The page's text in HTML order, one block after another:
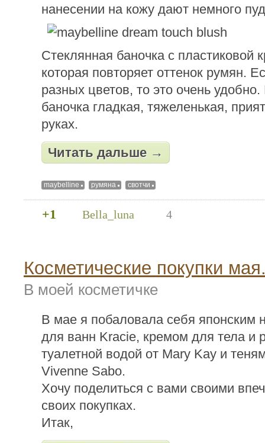
нанесении на кожу дают немного
Стеклянная баночка с пластиковой
которая повторяет оттенок румян.
разных цветов, то это очень
баночка гладкая, тяжеленькая,
руках.
Читать дальше →
maybelline румяна свотчи
+1 Bella_luna 4
Косметические покупки
В моей косметичке
В мае я побаловала себя японским
для ванн Kracie, кремом для тела и
туалетной водой от Mary Kay и
Vivenne Sabo.
Хочу поделиться с вами своими
своих покупках.
Итак,